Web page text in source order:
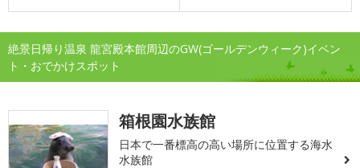
絶景日帰り温泉 龍宮殿本館周辺のGW(ゴールデンウィーク)イベン
ト・おでかけスポット
箱根園水族館
日本で一番標高の高い場所に位置する海水
水族館